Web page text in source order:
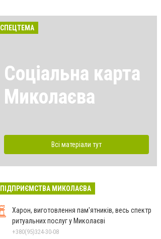
СПЕЦТЕМА
Соціальна карта
Миколаєва
Всі матеріали тут
ПІДПРИЄМСТВА МИКОЛАЄВА
Харон, виготовлення пам'ятників, весь спектр
ритуальних послуг у Миколаєві
+380(95)324-30-08